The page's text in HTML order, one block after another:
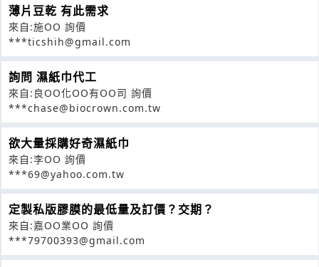
薄片豆乾 有此需求
來自:施OO 詢價
***ticshih@gmail.com
詢問 濕紙巾代工
來自:良OO化OO有OO司 詢價
***chase@biocrown.com.tw
欲大量採購好奇濕紙巾
來自:李OO 詢價
***69@yahoo.com.tw
定製私版膠膜的最低量及訂價？交期？
來自:嘉OO業OO 詢價
***79700393@gmail.com